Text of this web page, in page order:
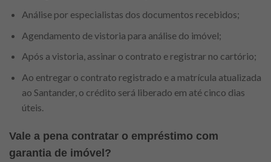
Análise por especialistas dos documentos recebidos;
Agendamento de vistoria para análise do imóvel;
Após a vistoria, assinar o contrato e registrar no cartório;
Ao entregar o contrato registrado e a matrícula atualizada
ao Santander, o crédito será liberado em até cinco dias
úteis.
Vale a pena contratar o empréstimo com
garantia de imóvel?